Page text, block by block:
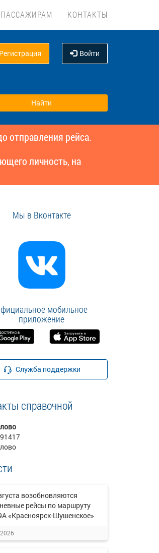
ПАССАЖИРАМ КОНТАКТЫ
Регистрация Войти
отправления рейса.
личность, на
Мы в Вконтакте
мобильное
приложение
Служба поддержки
справочной
возобновляются
рейсы по маршруту
«Красноярск-Шушенское»